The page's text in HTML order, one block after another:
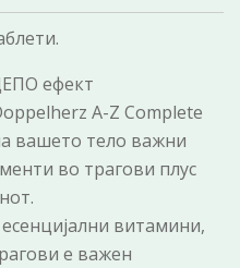
ефект
A-Z Complete
вашето тело важни
во трагови плус
витамини,
е важен